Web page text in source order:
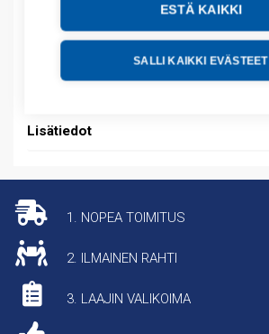
ESTÄ KAIKKI
SALLI KAIKKI EVÄSTEET
Tilauskoodi: E3T2132
Tuotteen tullikoodi: 85437090
Lisätiedot
1. NOPEA TOIMITUS
2. ILMAINEN RAHTI
3. LAAJIN VALIKOIMA